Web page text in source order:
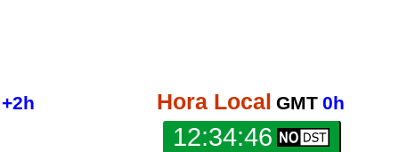
+2h Hora Local GMT 0h
12:34:47